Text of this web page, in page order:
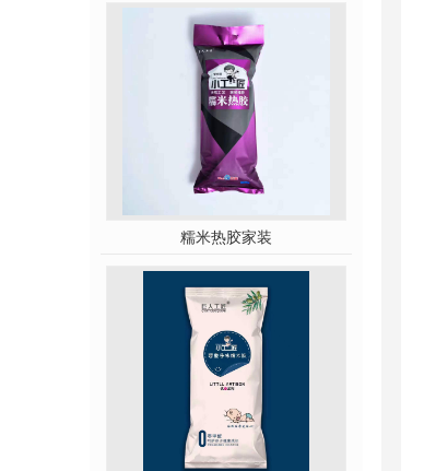
糯米热胶家装